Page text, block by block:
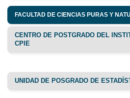
FACULTAD DE CIENCIAS PURAS Y
CENTRO DE POSTGRADO DEL
CPIE
UNIDAD DE POSGRADO DE